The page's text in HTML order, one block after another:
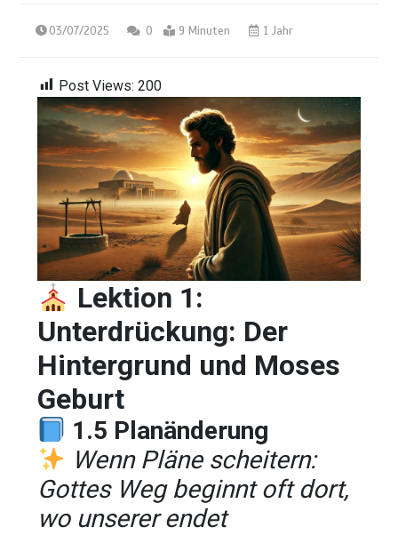
03/07/2025 0 9 Minuten 1 Jahr
Post Views: 200
Lektion 1:
Unterdrückung: Der
Hintergrund und Moses
Geburt
1.5 Planänderung
Wenn Pläne scheitern:
Gottes Weg beginnt oft dort,
wo unserer endet